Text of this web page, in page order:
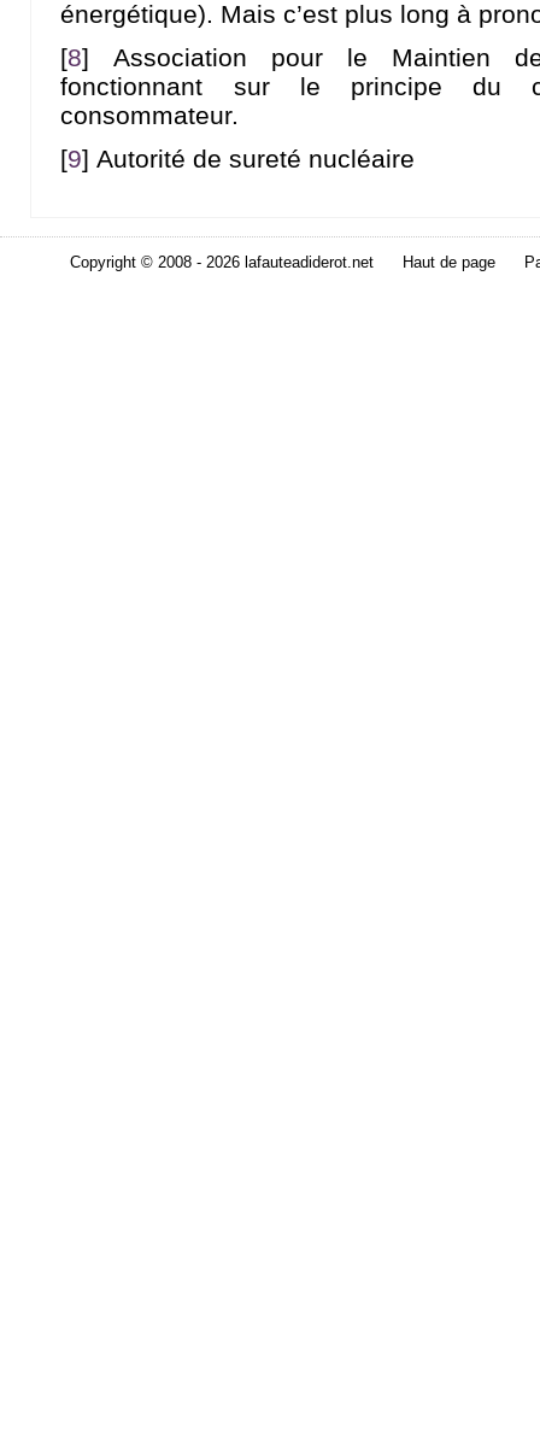
énergétique). Mais c’est plus long à
[8]Association pour le Maintien
fonctionnant sur le principe du
consommateur.
[9]Autorité de sureté nucléaire
Copyright © 2008 - 2026 lafauteadiderot.net Haut de page